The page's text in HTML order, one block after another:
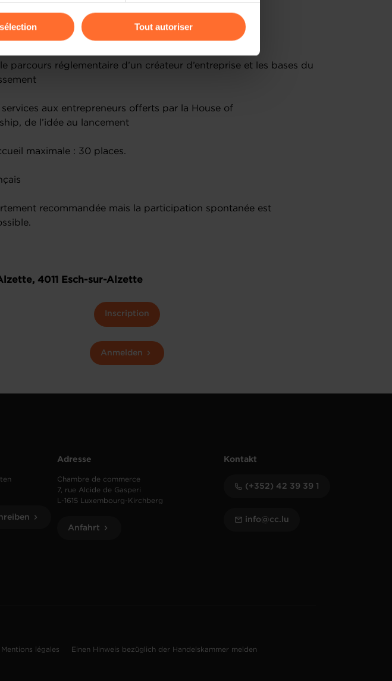
cookies et notrePolitique de protection des données
Tout autoriser
vous attend en entreprenant?
parcours réglementaire d’un créateur d’entreprise et les bases du
services aux entrepreneurs offerts par la House of
de l’idée au lancement
maximale : 30 places.
recommandée mais la participation spontanée est
4011 Esch-sur-Alzette
Inscription
Anmelden
Adresse
Chambre de commerce
7, rue Alcide de Gasperi
L-1615 Luxembourg-Kirchberg
Anfahrt
Kontakt
(+352) 42 39 39 1
info@cc.lu
Mentions légales
Einen Hinweis bezüglich der Handelskammer melden